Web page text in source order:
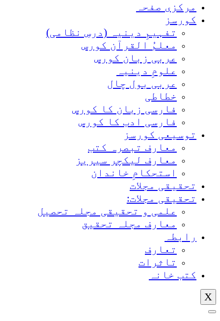
مرکزی صفحہ
کورسز
تفہیمِ دینیہ (درسِ نظامی)
معلمُ القرآن کورس
عربی زبان کورس
علومِ دینیہ
عربی بول چال
خطاطی
فارسی زبان کا کورس
فارسی ادب کا کورس
توسیعی کورسز
معارف تبصرہ کتب
معارف لیکچر سیریز
استحکامِ خاندان
تحقیقی مجلات
تحقیقی مجلات:
علمی و تحقیقی مجلہ تحصیل
معارف مجلہ تحقیق
رابطہ
تعارف
تاثرات
کتب خانہ
X